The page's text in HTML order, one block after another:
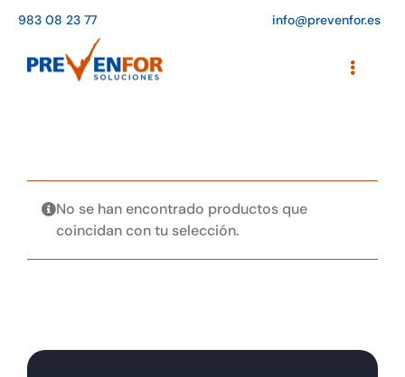
contenido
983 08 23 77 info@prevenfor.es
Toggle
FormaciónNo se han encontrado productos que
coincidan con tu selección.